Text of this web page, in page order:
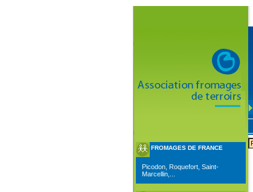
FROMAGES DE FRANCE
Picodon, Roquefort, Saint-
Marcellin,...